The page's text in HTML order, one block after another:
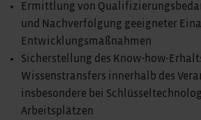
Ermittlung von
und Nachverfolgung geeigneter
Entwicklungsmaßnahmen
Sicherstellung des Know-how-
Wissenstransfers innerhalb des
insbesondere bei
Arbeitsplätzen